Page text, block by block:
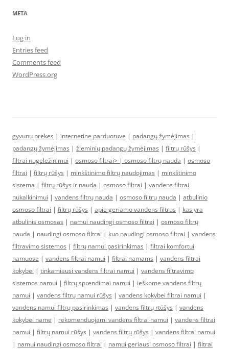
META
Log in
Entries feed
Comments feed
WordPress.org
gyvunu prekes | internetine parduotuve | padangų žymėjimas |
padangų žymėjimas | žieminių padangų žymėjimas | filtrų rūšys |
filtrai nugeležinimui | osmoso filtrai> | osmoso filtrų nauda | osmoso
filtrai | filtrų rūšys | minkštinimo filtrų naudojimas | minkštinimo
sistema | filtrų rūšys ir nauda | osmoso filtrai | vandens filtrai
nukalkinimui | vandens filtrų nauda | osmoso filtrų nauda | atbulinio
osmoso filtrai | filtrų rūšys | apie geriamo vandens filtrus | kas yra
atbulinis osmosas | namui naudingi osmoso filtrai | osmoso filtrų
nauda | naudingi osmoso filtrai | kuo naudingi osmoso filtrai | vandens
filtravimo sistemos | filtrų namui pasirinkimas | filtrai komfortui
namuose | vandens filtrai namui | filtrai namams | vandens filtrai
kokybei | tinkamiausi vandens filtrai namui | vandens filtravimo
sistemos namui | filtrų sprendimai namui | ieškome vandens filtrų
namui | vandens filtrų namui rūšys | vandens kokybei filtrai namui |
vandens namui filtrų pasirinkimas | vandens filtrų rtūšys | vandens
kokybei name | rekomenduojami vandens filtrai namui | vandens filtrai
namui | filtrų namui rūšys | vandens filtrų rūšys | vandens filtrai namui
| namui naudingi osmoso filtrai | namui geriausi osmoso filtrai | filtrai